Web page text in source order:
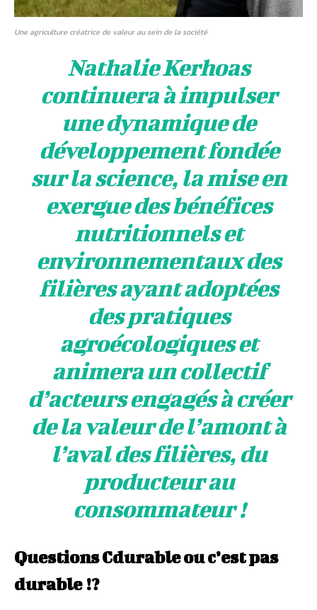
Une agriculture créatrice de valeur au sein de la société
Nathalie Kerhoas
continuera à impulser
une dynamique de
développement fondée
sur la science, la mise en
exergue des bénéfices
nutritionnels et
environnementaux des
filières ayant adoptées
des pratiques
agroécologiques et
animera un collectif
d’acteurs engagés à créer
de la valeur de l’amont à
l’aval des filières, du
producteur au
consommateur !
Questions Cdurable ou c’est pas
durable !?